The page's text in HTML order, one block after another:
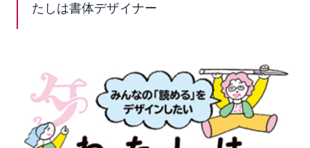
たしは書体デザイナー